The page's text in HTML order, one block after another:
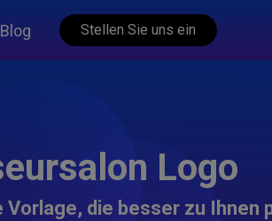
Blog Stellen Sie uns ein
Logo
Vorlage, die besser zu Ihnen